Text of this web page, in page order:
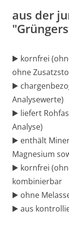
aus der
▶️ kornfrei
ohne
▶️
Analysewerte)
▶️ liefert
Analyse)
▶️ enthält
Magnesium
▶️ kornfrei
kombinierbar
▶️ ohne
▶️ aus